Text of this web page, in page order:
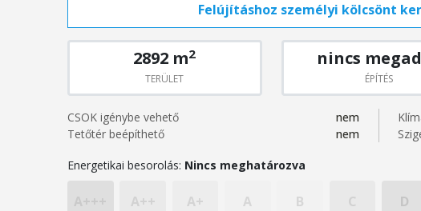
Felújításhoz személyi kölcsönt
2892 m2
TERÜLET
nincs
ÉPÍTÉS
CSOK igénybe vehető
nem
Tetőtér beépíthető
nem
Energetikai besorolás: Nincs meghatározva
A++ A+ A B C D